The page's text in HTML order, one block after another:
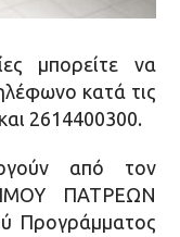
μπορείτε να
κατά τις
2614400300.
από τον
ΠΑΤΡΕΩΝ
Προγράμματος